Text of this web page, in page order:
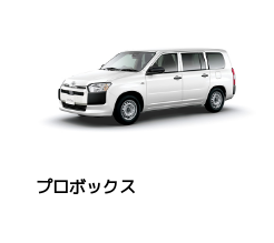
プロボックス